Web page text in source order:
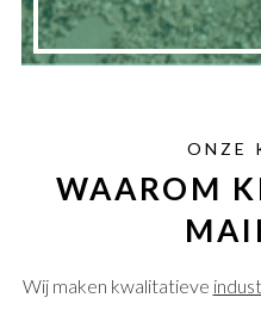
ONZE
WAAROM
Wij maken kwalitatieve